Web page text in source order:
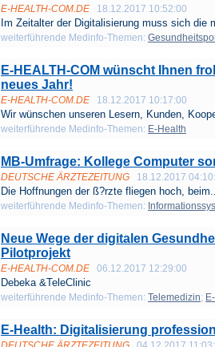
E-HEALTH-COM.DE 18.12.2017 10:52:00
Im Zeitalter der Digitalisierung muss sich die
weiterführende Medinfo-Themen:
E-HEALTH-COM wünscht Ihnen
neues Jahr!
E-HEALTH-COM.DE 18.12.2017 10:17:00
Wir wünschen unseren Lesern, Kunden,
weiterführende Medinfo-Themen: E-Health
MB-Umfrage: Kollege Computer
DEUTSCHE ÄRZTEZEITUNG 18.12.2017
Die Hoffnungen der ß?rzte fliegen hoch,
weiterführende Medinfo-Themen:
Neue Wege der digitalen
Pilotprojekt
E-HEALTH-COM.DE 06.12.2017 12:29:00
Debeka &TeleClinic
weiterführende Medinfo-Themen: Telemedizin;
E-Health: Digitalisierung